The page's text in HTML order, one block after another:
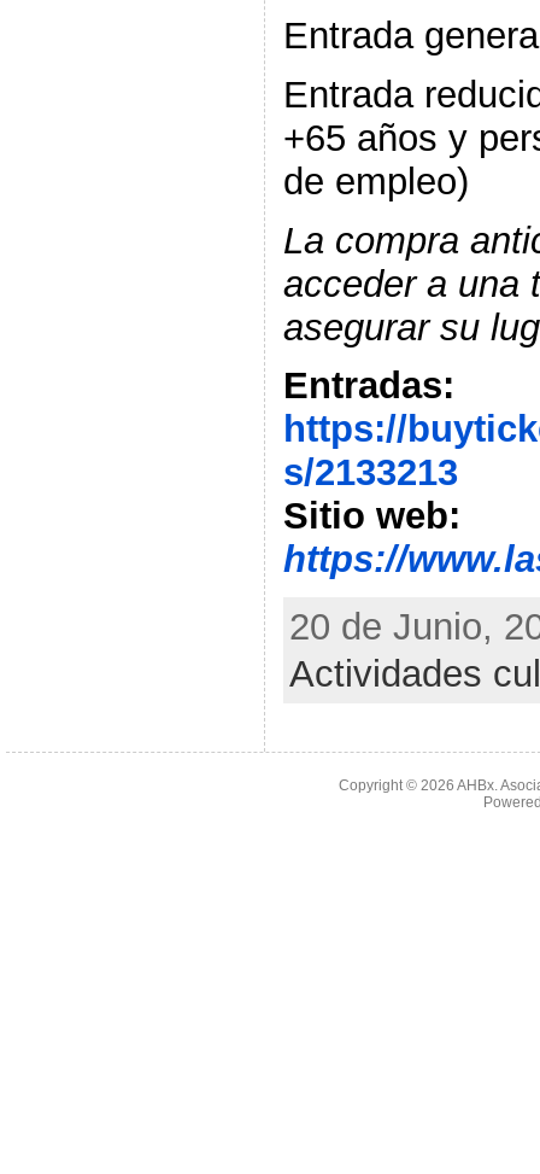
Entrada
Entrada
+65 años y
de empleo)
La compra
acceder a una
asegurar su
Entradas:
https://
s/2133213
Sitio web:
https://
20 de Junio,
Actividades
Copyright © 2026AHBx.